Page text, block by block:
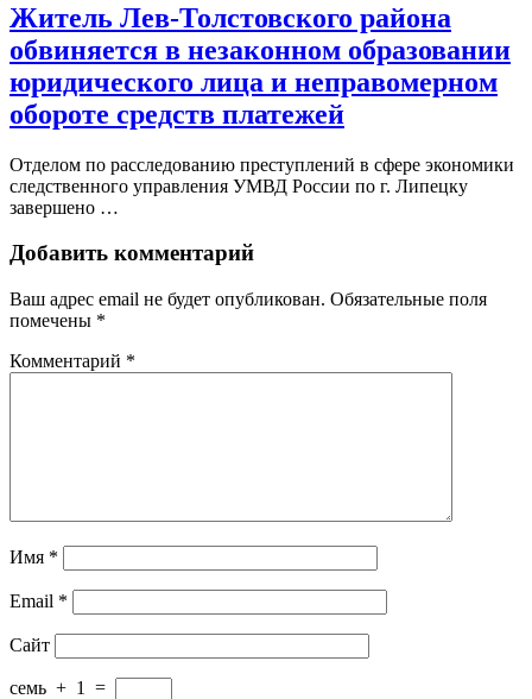
Житель Лев-Толстовского района
обвиняется в незаконном образовании
юридического лица и неправомерном
обороте средств платежей
Отделом по расследованию преступлений в сфере экономики
следственного управления УМВД России по г. Липецку
завершено …
Добавить комментарий
Ваш адрес email не будет опубликован. Обязательные поля
помечены *
Комментарий *
Имя *
Email *
Сайт
семь + 1 =